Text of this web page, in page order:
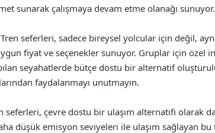
sunarak çalışmaya devam etme olanağı sunuyor.
Tren seferleri, sadece bireysel yolcular için değil,
fiyat ve seçenekler sunuyor. Gruplar için özel
seyahatlerde bütçe dostu bir alternatif
faydalanmayı unutmayın.
seferleri, çevre dostu bir ulaşım alternatifi olarak
düşük emisyon seviyeleri ile ulaşım sağlayan